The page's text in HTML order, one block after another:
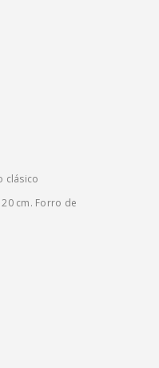
clásico
cm. Forro de